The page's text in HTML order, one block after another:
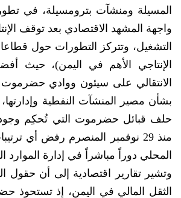
المسيلة ومنشآت بترومسيلة، في
واجهة المشهد الاقتصادي بعد توقف
التشغيل، وتتركز التطورات حول
الإنتاجي الأهم في اليمن)، حيث
الانتقالي على سيئون ووادي
بشأن مصير المنشآت النفطية
حلف قبائل حضرموت التي تُحكِم
منذ 29 نوفمبر المنصرم رفض أي
المحلي دوراً مباشراً في إدارة الموارد
وتشير تقارير اقتصادية إلى أن حقول